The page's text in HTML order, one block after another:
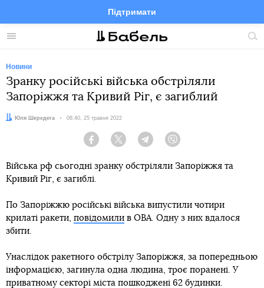
Меню
Підтримати
FacebookTelegramTwitter
Новини
Зранку російські війська обстріляли
Запоріжжя та Кривий Ріг, є загиблий
Автор:Юля Шередега Дата:
08:40, 25 травня 2022
Facebook Twitter Telegram
Війська рф сьогодні зранку обстріляли Запоріжжя та
Кривий Ріг, є загиблі.
По Запоріжжю російські війська випустили чотири
крилаті ракети, повідомили в ОВА. Одну з них вдалося
збити.
Унаслідок ракетного обстрілу Запоріжжя, за попередньою
інформацією, загинула одна людина, троє поранені. У
приватному секторі міста пошкоджені 62 будинки.